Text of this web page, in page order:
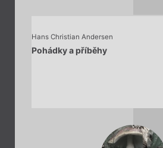
Hans Christian Andersen
Pohádky a příběhy